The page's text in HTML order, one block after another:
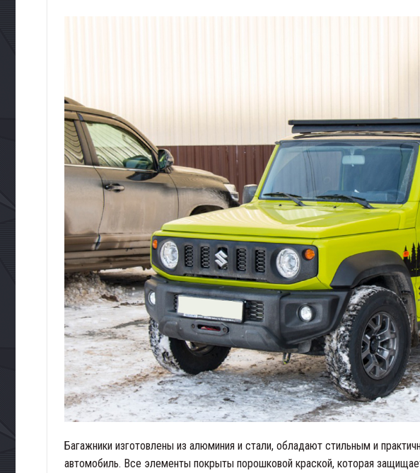
Багажники изготовлены из алюминия и стали, обладают стильным и
автомобиль. Все элементы покрыты порошковой краской, которая